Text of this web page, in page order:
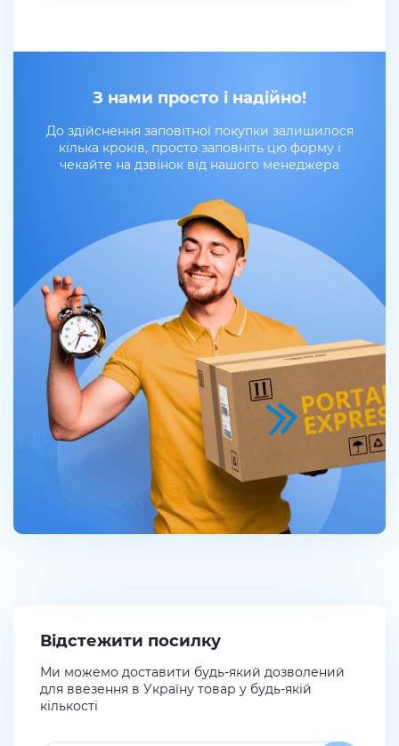
З нами просто і надійно!
До здійснення заповітної покупки залишилося
кілька кроків, просто заповніть цю форму і
чекайте на дзвінок від нашого менеджера
Відстежити посилку
Ми можемо доставити будь-який дозволений
для ввезення в Україну товар у будь-якій
кількості